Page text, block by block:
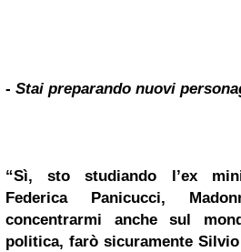
- Stai preparando nuovi
“Sì, sto studiando l’ex
Federica Panicucci,
concentrarmi anche sul
politica, farò sicuramente